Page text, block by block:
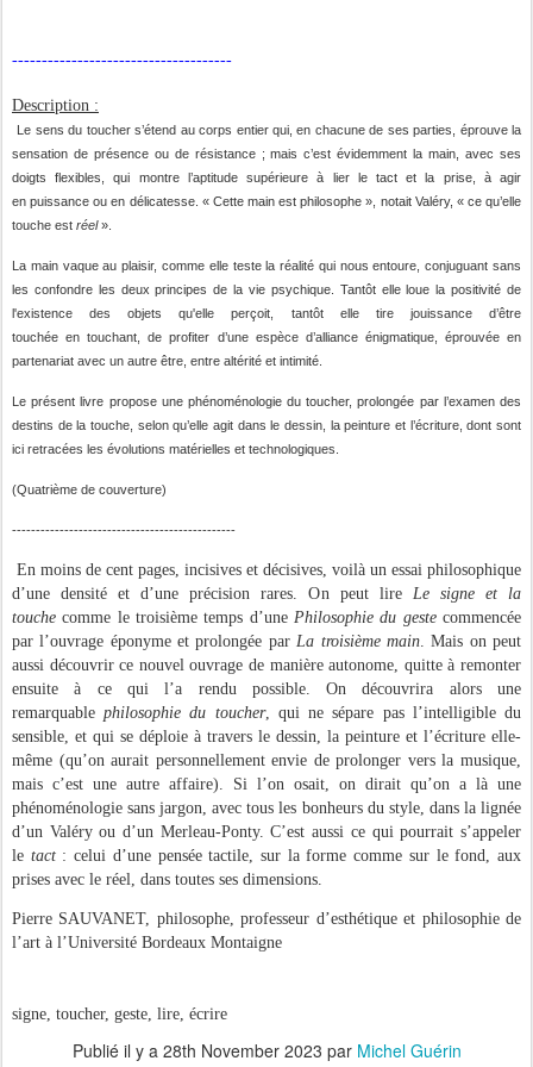
-------------------------------------
Description :
Le sens du toucher s’étend au corps entier qui, en chacune de ses parties, éprouve la
sensation de présence ou de résistance ;maisc’estévidemmentlamain, avec ses
doigts flexibles,qui montre l’aptitude supérieureà lier le tact et la prise, à agir
enpuissance ouen délicatesse. « Cette main estphilosophe », notait Valéry, « ce qu’elle
touche est réel».
La main vaque auplaisir, comme elle teste la réalité qui nous entoure, conjuguantsans
les confondre les deuxprincipes de la vie psychique. Tantôt ellelouela positivité de
l'existence des objetsqu'elleperçoit, tantôt elle tire jouissance d’être
touchéeentouchant,de profiter d’une espèce d’alliance énigmatique, éprouvée en
partenariat avec un autre être, entre altérité et intimité.
Leprésent livre propose une phénoménologiedu toucher,prolongée par l’examendes
destins de la touche, selonqu’elleagit dans le dessin, lapeintureet l’écriture,dont sont
ici retracées les évolutions matérielles et technologiques.
(Quatrième de couverture)
-----------------------------------------------
En moins de cent pages, incisives et décisives, voilà un essai philosophique
d’une densité et d’une précision rares. On peut lire
Le signe et la
touche comme le troisième temps d’une Philosophie du geste commencée
par l’ouvrage éponyme et prolongée parLa troisième main. Mais on peut
aussi découvrir ce nouvel ouvrage de manière autonome, quitte à remonter
ensuite à ce qui l’a rendu possible. On découvrira alors une
remarquable philosophie du toucher, qui ne sépare pas l’intelligible du
sensible, et qui se déploie à travers le dessin, la peinture et l’écriture elle-
même (qu’on aurait personnellement envie de prolonger vers la musique,
mais c’est une autre affaire). Si l’on osait, on dirait qu’on a là une
phénoménologie sans jargon, avec tous les bonheurs du style, dans la lignée
d’un Valéry ou d’un Merleau-Ponty. C’est aussi ce qui pourrait s’appeler
le tact : celui d’une pensée tactile, sur la forme comme sur le fond, aux
prises avec le réel, dans toutes ses dimensions.
Pierre SAUVANET, philosophe, professeur d’esthétique et philosophie de
l’art à l’Université Bordeaux Montaigne
signe, toucher, geste, lire, écrire
Publié il y a 28th November 2023 par Michel Guérin